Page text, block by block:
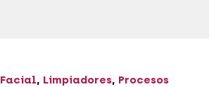
Facial, Limpiadores, Procesos